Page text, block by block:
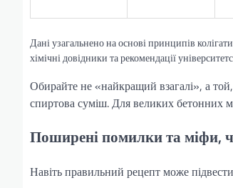
Дані узагальнено на основі принципів
хімічні довідники та рекомендації
Обирайте не «найкращий взагалі», а
спиртова суміш. Для великих бетонних
Поширені помилки та міфи,
Навіть правильний рецепт може